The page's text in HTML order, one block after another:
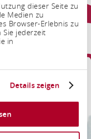
dieser Seite zu
Medien zu
Browser-Erlebnis zu
jederzeit
in
Details zeigen
GmbH
8